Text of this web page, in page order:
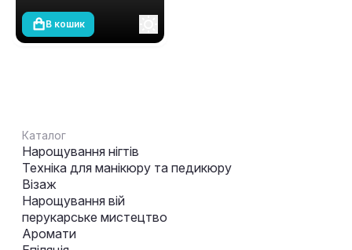
В кошик
Каталог
Нарощування нігтів
Техніка для манікюру та педикюру
Візаж
Нарощування вій
перукарське мистецтво
Аромати